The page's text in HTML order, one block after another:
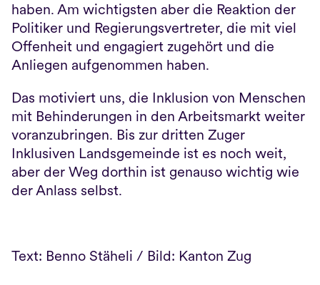
haben. Am wichtigsten aber die Reaktion der
Politiker und Regierungsvertreter, die mit viel
Offenheit und engagiert zugehört und die
Anliegen aufgenommen haben.
Das motiviert uns, die Inklusion von Menschen
mit Behinderungen in den Arbeitsmarkt weiter
voranzubringen. Bis zur dritten Zuger
Inklusiven Landsgemeinde ist es noch weit,
aber der Weg dorthin ist genauso wichtig wie
der Anlass selbst.
Text: Benno Stäheli / Bild: Kanton Zug